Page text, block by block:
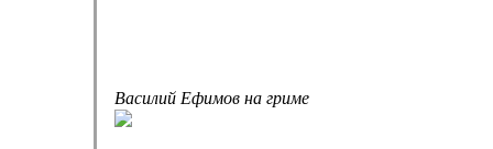
Василий Ефимов на гриме